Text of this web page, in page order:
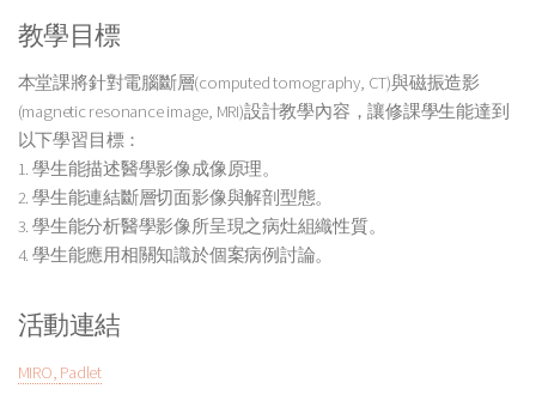
教學目標
本堂課將針對電腦斷層(computed tomography, CT)與磁振造影
(magnetic resonance image, MRI)設計教學內容，讓修課學生能達到
以下學習目標：
1. 學生能描述醫學影像成像原理。
2. 學生能連結斷層切面影像與解剖型態。
3. 學生能分析醫學影像所呈現之病灶組織性質。
4. 學生能應用相關知識於個案病例討論。
活動連結
MIRO, Padlet